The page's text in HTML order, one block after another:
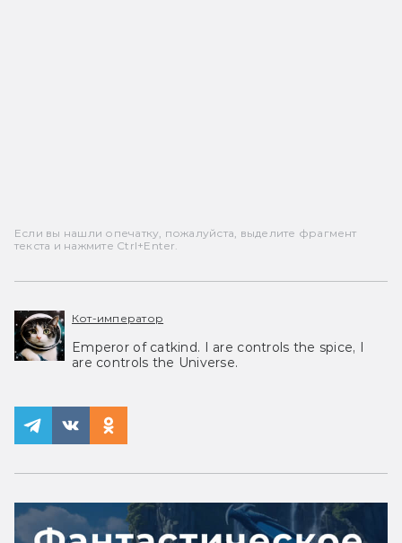
Если вы нашли опечатку, пожалуйста, выделите фрагмент
текста и нажмите Ctrl+Enter.
Кот-император
Emperor of catkind. I are controls the spice, I
are controls the Universe.